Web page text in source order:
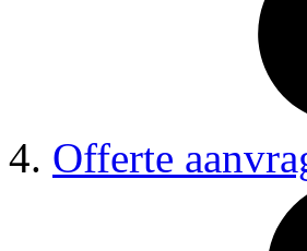
Offerte